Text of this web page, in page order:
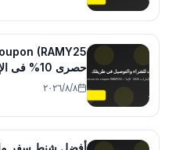
2) ٨‏/٨‏/٢٠٢٦